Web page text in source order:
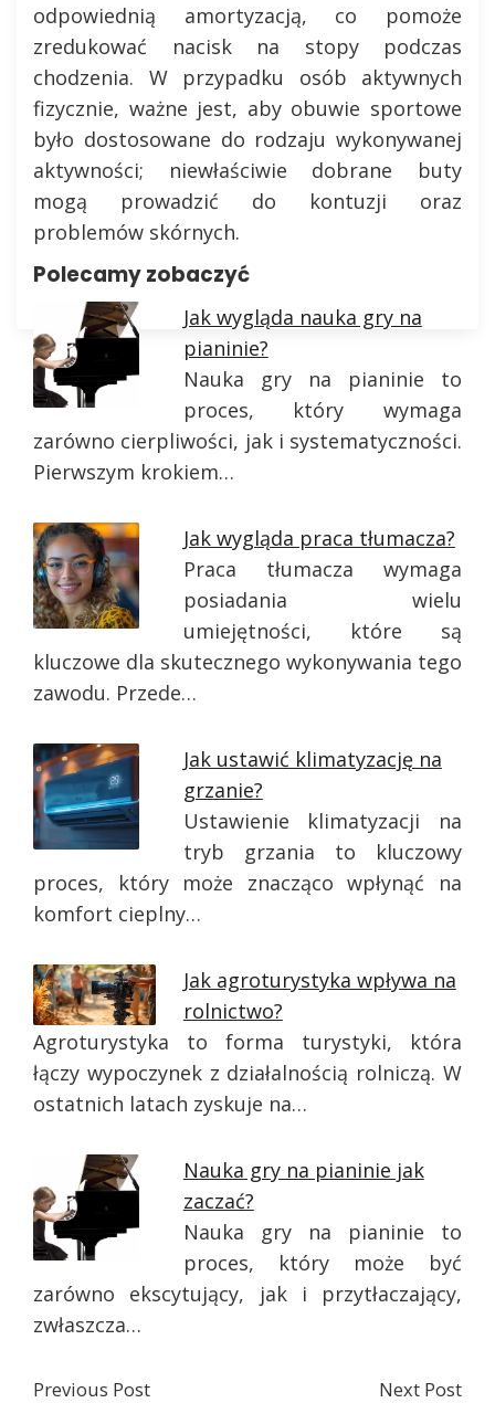
odpowiednią amortyzacją, co pomoże
zredukować nacisk na stopy podczas
chodzenia. W przypadku osób aktywnych
fizycznie, ważne jest, aby obuwie sportowe
było dostosowane do rodzaju wykonywanej
aktywności; niewłaściwie dobrane buty
mogą prowadzić do kontuzji oraz
problemów skórnych.
Polecamy zobaczyć
Jak wygląda nauka gry na
pianinie?
Nauka gry na pianinie to
proces, który wymaga
zarówno cierpliwości, jak i systematyczności.
Pierwszym krokiem…
Jak wygląda praca tłumacza?
Praca tłumacza wymaga
posiadania wielu
umiejętności, które są
kluczowe dla skutecznego wykonywania tego
zawodu. Przede…
Jak ustawić klimatyzację na
grzanie?
Ustawienie klimatyzacji na
tryb grzania to kluczowy
proces, który może znacząco wpłynąć na
komfort cieplny…
Jak agroturystyka wpływa na
rolnictwo?
Agroturystyka to forma turystyki, która
łączy wypoczynek z działalnością rolniczą. W
ostatnich latach zyskuje na…
Nauka gry na pianinie jak
zaczać?
Nauka gry na pianinie to
proces, który może być
zarówno ekscytujący, jak i przytłaczający,
zwłaszcza…
Previous Post Next Post